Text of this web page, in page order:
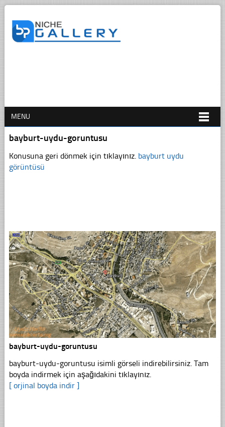
MENU
bayburt-uydu-goruntusu
Konusuna geri dönmek için tıklayınız. bayburt uydu
görüntüsü
bayburt-uydu-goruntusu
bayburt-uydu-goruntusu isimli görseli indirebilirsiniz. Tam
boyda indirmek için aşağıdakini tıklayınız.
[ orjinal boyda indir ]